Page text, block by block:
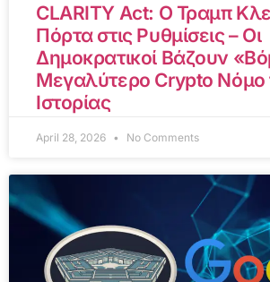
CLARITY Act: Ο Τραμπ
Πόρτα στις Ρυθμίσεις – Οι
Δημοκρατικοί Βάζουν
Μεγαλύτερο Crypto Νόμο
Ιστορίας
April 28, 2026 No Comments